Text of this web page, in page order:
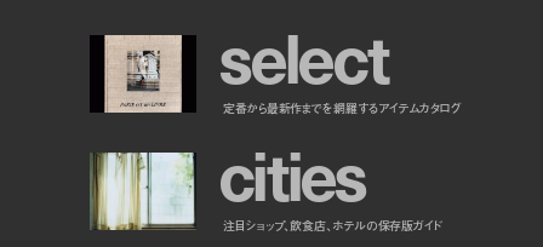
select
定番から最新作までを網羅するアイテムカタログ
cities
注目ショップ、飲食店、ホテルの保存版ガイド